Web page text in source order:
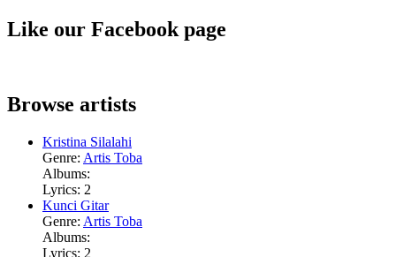
Like our Facebook page
Browse artists
Kristina Silalahi
Genre: Artis Toba
Albums:
Lyrics: 2
Kunci Gitar
Genre: Artis Toba
Albums:
Lyrics: 2